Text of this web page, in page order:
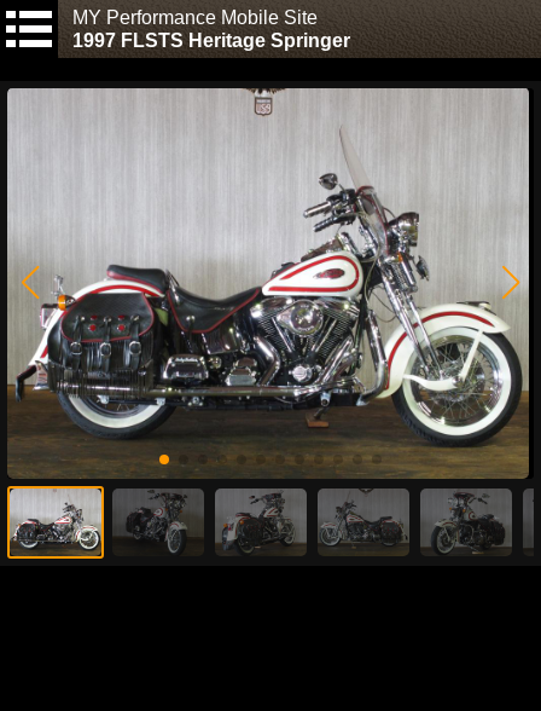
MY Performance Mobile Site
1997 FLSTS Heritage Springer